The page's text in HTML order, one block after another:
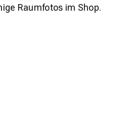
Raumfotos im Shop.